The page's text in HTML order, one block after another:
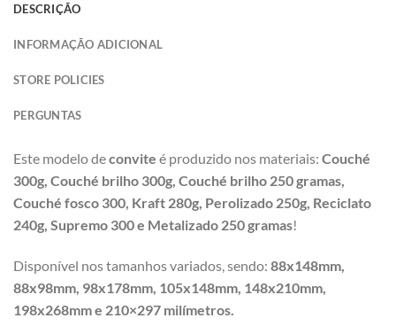
DESCRIÇÃO
INFORMAÇÃO ADICIONAL
STORE POLICIES
PERGUNTAS
Este modelo deconvite é produzido nos materiais: Couché
300g, Couché brilho 300g, Couché brilho 250 gramas,
Couché fosco 300, Kraft 280g, Perolizado 250g, Reciclato
240g, Supremo 300 e Metalizado 250 gramas!
Disponível nos tamanhos variados, sendo: 88x148mm,
88x98mm, 98x178mm, 105x148mm, 148x210mm,
198x268mm e 210×297 milímetros.